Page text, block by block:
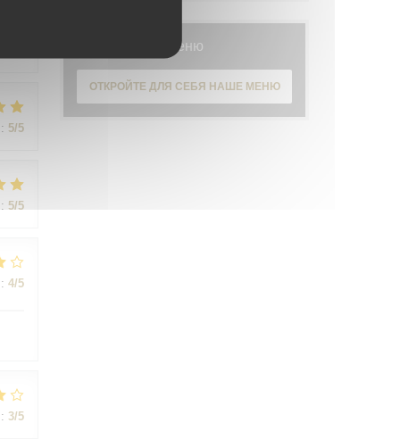
: 5/5
: 5/5
: 4/5
: 3/5
Меню
ОТКРОЙТЕ ДЛЯ СЕБЯ НАШЕ МЕНЮ